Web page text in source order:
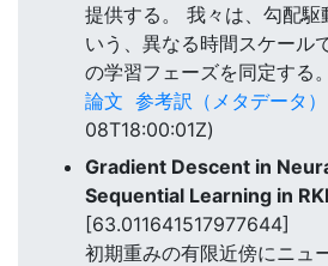
提供する。 我々は、勾配駆
いう、異なる時間スケール
の学習フェーズを同定する。
論文 参考訳（メタデータ）
08T18:00:01Z)
Gradient Descent in
Sequential Learning in
[63.011641517977644]
初期重みの有限近傍にニュ